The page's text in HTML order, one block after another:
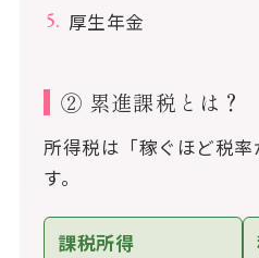
厚生年金
② 累進課税とは？
所得税は「稼ぐほど税
す。
課税所得